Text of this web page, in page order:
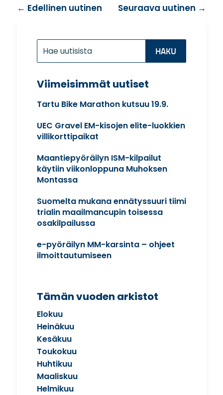
← Edellinen uutinen Seuraava uutinen →
for...
Viimeisimmät uutiset
Tartu Bike Marathon kutsuu 19.9.
UEC Gravel EM-kisojen elite-luokkien
villikorttipaikat
Maantiepyöräilyn ISM-kilpailut
käytiin viikonloppuna Muhoksen
Montassa
Suomelta mukana ennätyssuuri tiimi
trialin maailmancupin toisessa
osakilpailussa
e-pyöräilyn MM-karsinta – ohjeet
ilmoittautumiseen
Tämän vuoden arkistot
Elokuu
Heinäkuu
Kesäkuu
Toukokuu
Huhtikuu
Maaliskuu
Helmikuu